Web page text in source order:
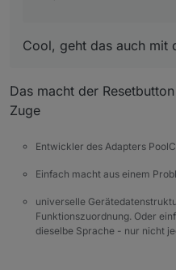
Adapter →
Arbeit.
Viele Grüße
Cool, geht das auch mit
Das macht der
Zuge
Entwickler des Adapters
Einfach macht aus einem
universelle
Funktionszuordnung. Oder
dieselbe Sprache - nur nicht